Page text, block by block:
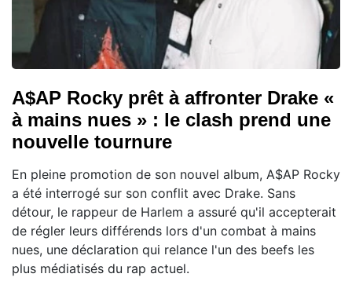
A$AP Rocky prêt à affronter Drake «
à mains nues » : le clash prend une
nouvelle tournure
En pleine promotion de son nouvel album, A$AP Rocky
a été interrogé sur son conflit avec Drake. Sans
détour, le rappeur de Harlem a assuré qu'il accepterait
de régler leurs différends lors d'un combat à mains
nues, une déclaration qui relance l'un des beefs les
plus médiatisés du rap actuel.